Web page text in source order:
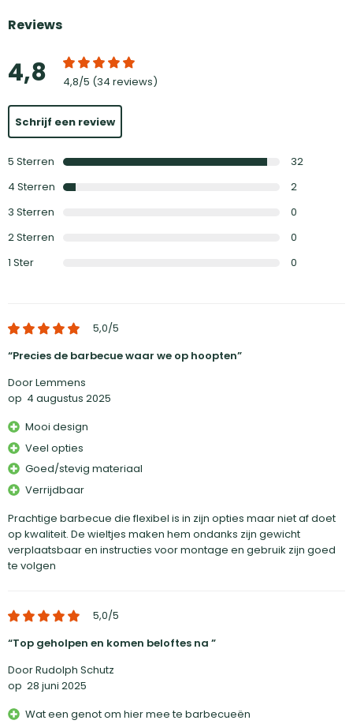
Reviews
4,8 4,8/5 (34 reviews)
Schrijf een review
5 Sterren
32
4 Sterren
2
3 Sterren
0
2Sterren
0
1 Ster 0
5,0/5
Precies de barbecue waar we op hoopten
Door Lemmens
op 4 augustus 2025
Mooi design
Veel opties
Goed/stevig materiaal
Verrijdbaar
Prachtige barbecue die flexibel is in zijn opties maar niet af doet
op kwaliteit. De wieltjes maken hem ondanks zijn gewicht
verplaatsbaar en instructies voor montage en gebruik zijn goed
te volgen
5,0/5
Top geholpen en komen beloftes na
Door Rudolph Schutz
op 28 juni 2025
Wat een genot om hier mee te barbecueën